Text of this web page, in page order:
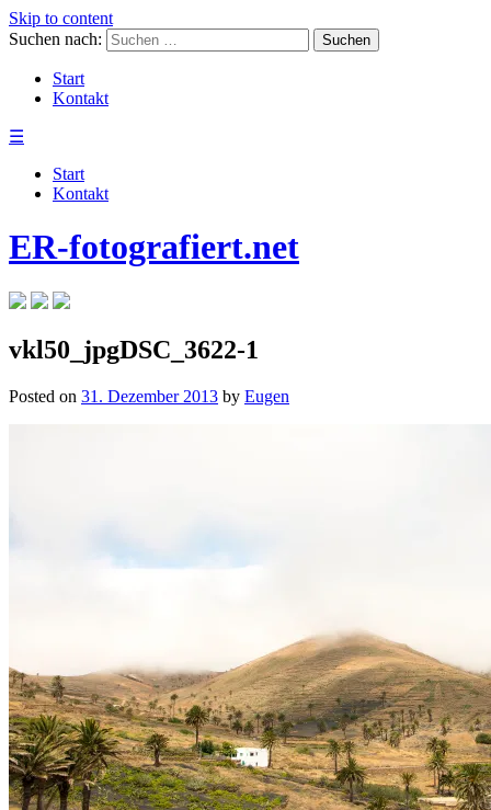
Skip to content
Suchen nach:
Start
Kontakt
☰
Start
Kontakt
ER-fotografiert.net
vkl50_jpgDSC_3622-1
Posted on 31. Dezember 2013 by Eugen